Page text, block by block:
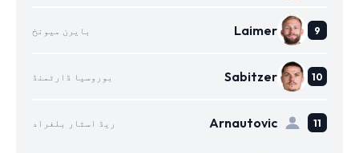
Laimer بایرن میونخ
Sabitzer بوروسیا ڈارٹمنڈ
Arnautovic ریڈ اسٹار بلغراد